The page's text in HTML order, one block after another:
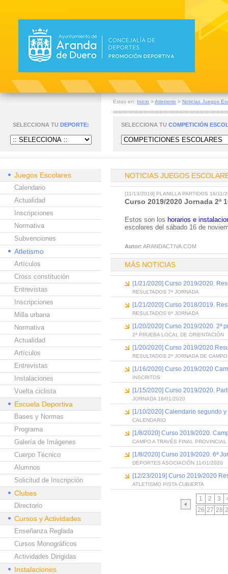
Estas en: Inicio >Atletismo > Noticias Juegos
SELECCIONA TU DEPORTE: SELECCIONA TU COMPETICIÓN
Juegos Escolares
Calendario
Actualidad
Inscripciones
Normativa
Subvenciones
Atletismo
Artículos
Cross constitución
Entrevistas
Inscripciones
Milla urbana
Normativa
Actualidad
Artículos
Entrevistas
Instalaciones
Vuelta ciclista
Escuela Deportiva
Bases y Normas
Programa
Galería de Imágenes
Cuerpo Técnico
Alumnos
Solicitud de Inscripción
Clubes
Directorio
Cursos y Actividades
Enseñanza Reglada
Cursos Monográficos
Actividades Dirigidas
Instalaciones
NOTICIAS JUEGOS
[11/13/2019] PLANILLA PARTIDOS 16/11/
Curso 2019/2020 Jornada 2ª
Estos son los horarios e
escolares del sábado 16 de
Autor: ARANDACTIVA.COM
MÁS NOTICIAS
[1/21/2020] Curso 2019/2020.
RESULTADOS 7ª JORNADA
[1/21/2020] Curso 2018/2019.
RESULTADOS 6ª JORNADA
[1/20/2020] Curso 2019/2020. 2ª
2ª PRUEBA LOCAL DE ORIENTACIÓN
[1/20/2020] Curso 2019/
RESULTADOS 2ª JORNADA DE
[1/16/2020] Curso 2019/2020
INSCRITOS
[1/15/2020] Curso 2019/2020.
JORNADA 18/01/2020
[1/10/2020] Calendario segundo
CALENDARIO
[1/8/2020] Curso 2019/2020.
CAMPO A TRAVÉS FINAL PROVINCIAL
[1/8/2020] Curso 2019/2020. 6ª
DEPORTES ASOCIACIÓN 11/01/2020
[12/23/2019] Curso 2019/2020
ATLETISMO PISTA CUBIERTA
1 2 3
26 27 28